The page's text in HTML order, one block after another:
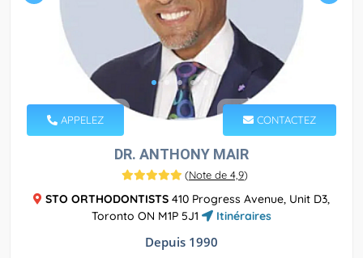
APPELEZ CONTACTEZ
DR. ANTHONY MAIR
(Note de 4,9)
STO ORTHODONTISTS 410 Progress Avenue, Unit D3,
Toronto ON M1P 5J1
Itinéraires
Depuis 1990